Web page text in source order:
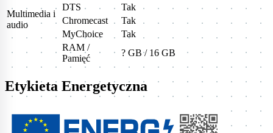
Multimedia i
audio
DTS
Tak
Chromecast
Tak
MyChoice
Tak
RAM /
Pamięć
? GB / 16 GB
Etykieta Energetyczna